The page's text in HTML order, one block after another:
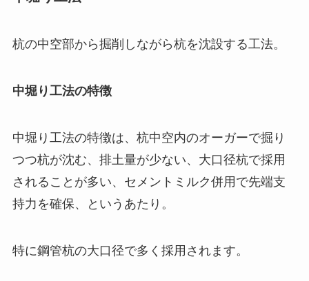
杭の中空部から掘削しながら杭を沈設する工法。
中堀り工法の特徴
中堀り工法の特徴は、杭中空内のオーガーで掘り
つつ杭が沈む、排土量が少ない、大口径杭で採用
されることが多い、セメントミルク併用で先端支
持力を確保、というあたり。
特に鋼管杭の大口径で多く採用されます。